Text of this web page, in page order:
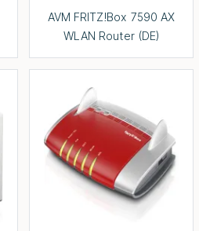
AVM FRITZ!Box 7590 AX
WLAN Router (DE)